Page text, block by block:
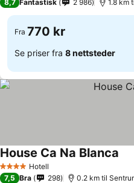
8,7 Fantastisk 2 986 1.8 km
Fra 770 kr
Se priser fra 8 nettsteder
4 StjernerHotell
House Ca Na Blanca
7,5 Bra 298 0.2 km til